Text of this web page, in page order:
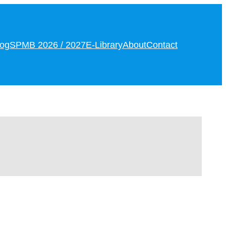
SPMB 2026 / 2027E-LibraryAboutContact